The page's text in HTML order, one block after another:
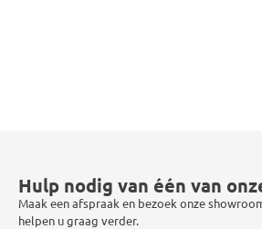
Hulp nodig van één van
Maak een afspraak en bezoek onze
helpen u graag verder.